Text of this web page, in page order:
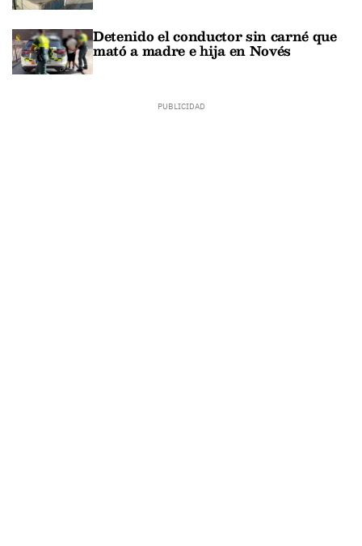
Detenido el conductor sin carné que
mató a madre e hija en Novés